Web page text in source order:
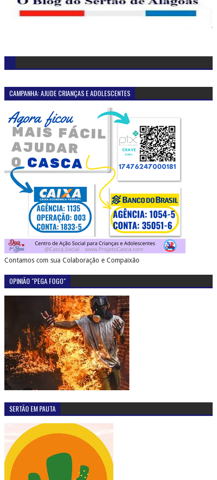
CAMPANHA: AJUDE CRIANÇAS E ADOLESCENTES
Contamos com sua Colaboração e Compaixão
OPINIÃO "PEGA FOGO"
SERTÃO EM PAUTA